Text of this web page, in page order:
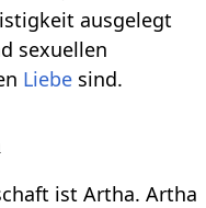
ausgelegt
sexuellen
Liebe sind.
ist Artha. Artha